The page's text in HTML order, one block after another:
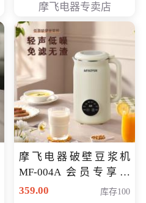
摩飞电器专卖店
摩飞电器破壁豆浆机
MF-004A 会员专享价
168元
359.00 库存100